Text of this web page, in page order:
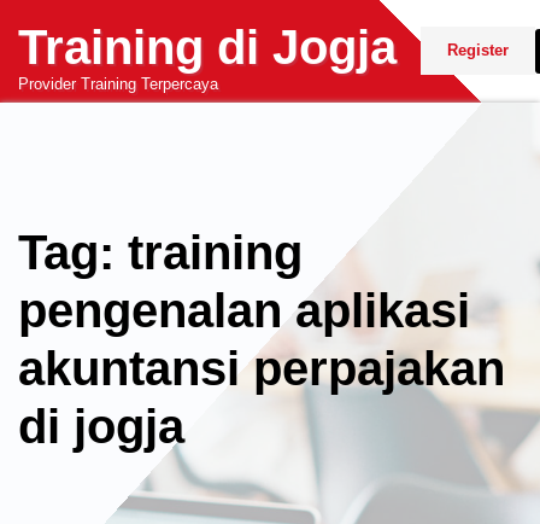
content
Training di Jogja
Provider Training Terpercaya
Register
Tag: training
pengenalan aplikasi
akuntansi perpajakan
di jogja